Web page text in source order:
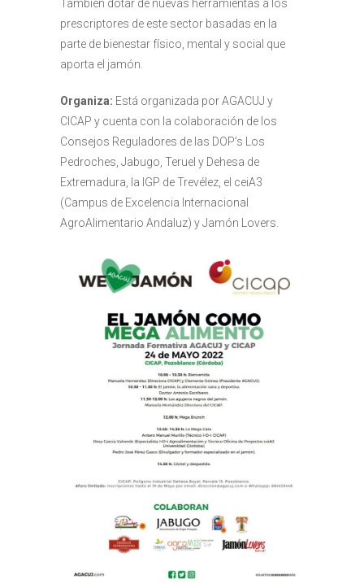
También dotar de nuevas herramientas a los
prescriptores de este sector basadas en la
parte de bienestar físico, mental y social que
aporta el jamón.
Organiza: Está organizada por AGACUJ y
CICAP y cuenta con la colaboración de los
Consejos Reguladores de las DOP’s Los
Pedroches, Jabugo, Teruel y Dehesa de
Extremadura, la IGP de Trevélez, el ceiA3
(Campus de Excelencia Internacional
AgroAlimentario Andaluz) y Jamón Lovers.